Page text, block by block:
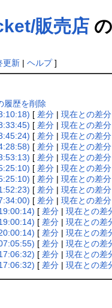
販売店
更新| ヘルプ]
履歴を削除
[ 差分 |現在との差分
[ 差分 |現在との差分
[ 差分 |現在との差分
[ 差分 |現在との差分
[ 差分 |現在との差分
[ 差分 |現在との差分
[ 差分 |現在との差分
[ 差分 |現在との差分
[ 差分 |現在との差分
[ 差分 |現在との差
[ 差分 |現在との差
[ 差分 |現在との差
[ 差分 |現在との差
[ 差分 |現在との差
[ 差分 |現在との差